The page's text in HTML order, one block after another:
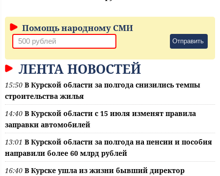
Помощь народному СМИ
Отправить
ЛЕНТА НОВОСТЕЙ
15:50 В Курской области за полгода снизились темпы
строительства жилья
14:40 В Курской области с 15 июля изменят правила
заправки автомобилей
13:01 В Курской области за полгода на пенсии и пособия
направили более 60 млрд рублей
16:40 В Курске ушла из жизни бывший директор